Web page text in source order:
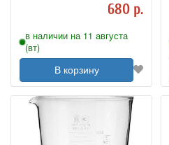
680 р.
в наличии на 11 августа
(вт)
В корзину